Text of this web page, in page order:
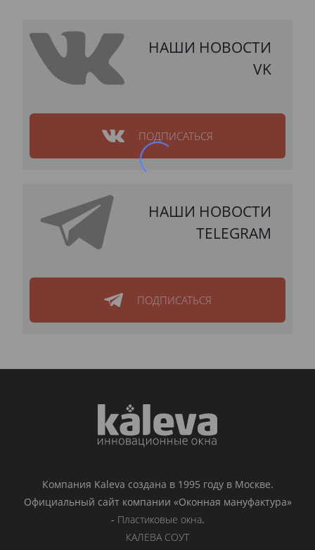
НАШИ НОВОСТИ
VK
ПОДПИСАТЬСЯ
НАШИ НОВОСТИ
TELEGRAM
ПОДПИСАТЬСЯ
Компания Kaleva создана в 1995 году в Москве.
Официальный сайт компании «Оконная мануфактура»
- Пластиковые окна.
КАЛЕВА СОУТ